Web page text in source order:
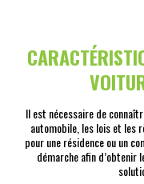
Il est nécessaire de
automobile, les lois et les
pour une résidence ou un
démarche afin d’obtenir